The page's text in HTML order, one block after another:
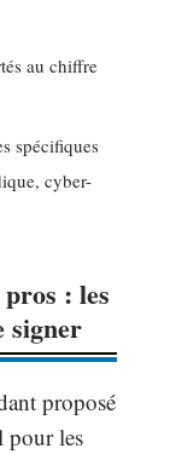
au chiffre
spécifiques
cyber-
: les
signer
proposé
pour les